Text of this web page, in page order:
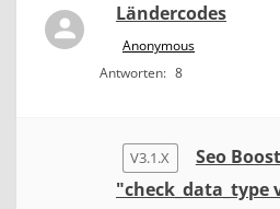
Ländercodes
Anonymous
Antworten: 8
V3.1.X
Seo